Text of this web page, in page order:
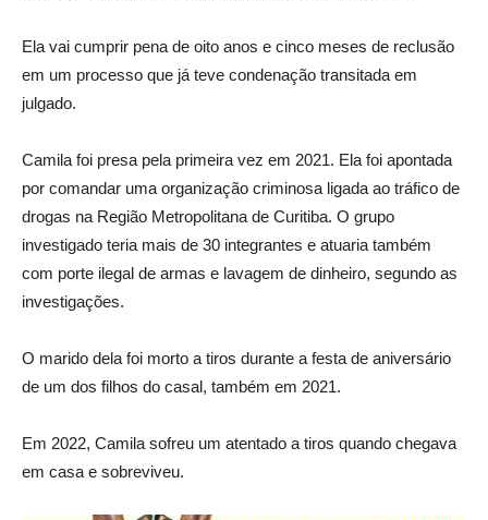
Ela vai cumprir pena de oito anos e cinco meses de reclusão
em um processo que já teve condenação transitada em
julgado.
Camila foi presa pela primeira vez em 2021. Ela foi apontada
por comandar uma organização criminosa ligada ao tráfico de
drogas na Região Metropolitana de Curitiba. O grupo
investigado teria mais de 30 integrantes e atuaria também
com porte ilegal de armas e lavagem de dinheiro, segundo as
investigações.
O marido dela foi morto a tiros durante a festa de aniversário
de um dos filhos do casal, também em 2021.
Em 2022, Camila sofreu um atentado a tiros quando chegava
em casa e sobreviveu.